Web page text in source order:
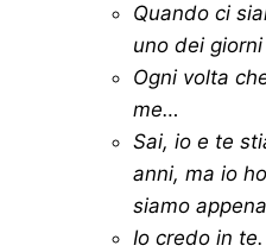
Quando ci
uno dei
Ogni volta
me…
Sai, io e te
anni, ma io
siamo
Io credo in